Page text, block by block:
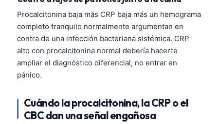
Procalcitonina baja más CRP baja más un hemograma
completo tranquilo normalmente argumentan en
contra de una infección bacteriana sistémica. CRP
alto con procalcitonina normal debería hacerte
ampliar el diagnóstico diferencial, no entrar en
pánico.
Cuándo la procalcitonina, la CRP o el
CBC dan una señal engañosa
Svenska
Bosanski
日本語
Čeština
ქართული